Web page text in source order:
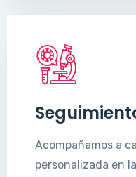
Acompañamos a
personalizada en